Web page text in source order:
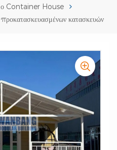
Container House
κατασκευών